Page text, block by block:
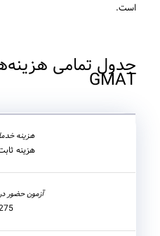
است.
جدول تمامی
GMAT
هزینه